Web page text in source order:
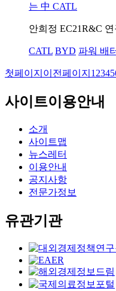
는 中 CATL
안희정 EC21R&C 연
CATL BYD 파워 배
첫페이지 이전페이지 1 2345
사이트이용안내
소개
사이트맵
뉴스레터
이용안내
공지사항
전문가정보
유관기관